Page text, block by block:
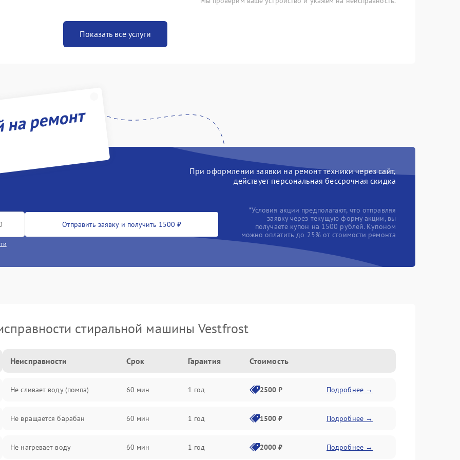
Показать все услуги
ремонт
При оформлении заявки на ремонт техники через сайт,
действует персональная бессрочная скидка
Отправить заявку и получить 1500 ₽
*Условия акции предполагают, что отправляя
заявку через текущую форму акции, вы
получаете купон на 1500 рублей. Купоном
можно оплатить до 25% от стоимости ремонта
стиральной машины Vestfrost
Неисправности Срок Гарантия Стоимость
Не сливает воду (помпа) 60 мин 1 год 2500 ₽ Подробнее →
Не вращается барабан 60 мин 1 год 1500 ₽ Подробнее →
Не нагревает воду 60 мин 1 год 2000 ₽ Подробнее →